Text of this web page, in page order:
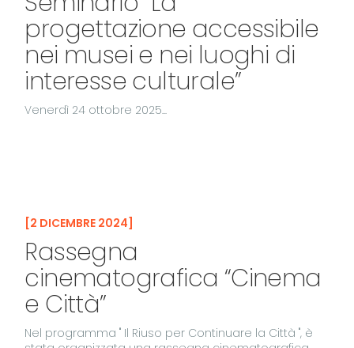
progettazione accessibile
nei musei e nei luoghi di
interesse culturale”
Venerdì 24 ottobre 2025...
2 DICEMBRE 2024
Rassegna
cinematografica “Cinema
e Città”
Nel programma " Il Riuso per Continuare la Città ", è